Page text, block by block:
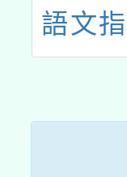
語文